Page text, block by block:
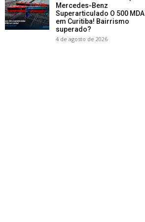
Mercedes-Benz
Superarticulado O 500 MDA
em Curitiba! Bairrismo
superado?
4 de agosto de 2026